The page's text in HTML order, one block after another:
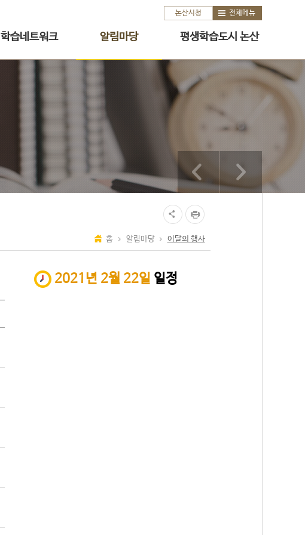
논산시청 전체메뉴
학습네트워크 알림마당 평생학습도시 논산
홈 알림마당 이달의 행사
2021년 2월 22일 일정